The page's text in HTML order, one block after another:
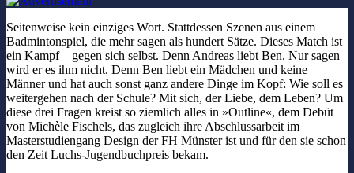
Seitenweise kein einziges Wort. Stattdessen Szenen aus einem
Badmintonspiel, die mehr sagen als hundert Sätze. Dieses Match ist
ein Kampf – gegen sich selbst. Denn Andreas liebt Ben. Nur sagen
wird er es ihm nicht. Denn Ben liebt ein Mädchen und keine
Männer und hat auch sonst ganz andere Dinge im Kopf: Wie soll es
weitergehen nach der Schule? Mit sich, der Liebe, dem Leben? Um
diese drei Fragen kreist so ziemlich alles in »Outline«, dem Debüt
von Michèle Fischels, das zugleich ihre Abschlussarbeit im
Masterstudiengang Design der FH Münster ist und für den sie schon
den Zeit Luchs-Jugendbuchpreis bekam.